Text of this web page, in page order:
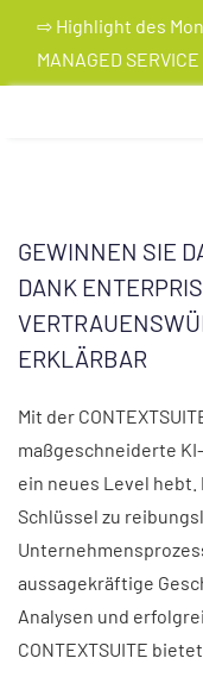
content
⇨ Highlight des
MANAGED SERVICE
GEWINNEN SIE
DANK
ERKLÄRBAR
Mit der
maßgeschneiderte
ein neues Level
Schlüssel zu
aussagekräftige
Analysen und
CONTEXTSUITE